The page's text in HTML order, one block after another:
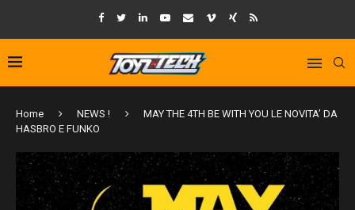
Home NEWS !
MAY THE 4TH BE WITH YOU LE NOVITA’ DA
HASBRO E FUNKO